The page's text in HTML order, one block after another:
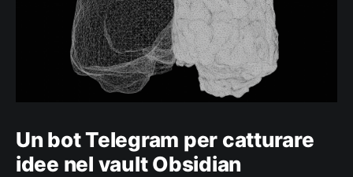
Un bot Telegram per catturare
idee nel vault Obsidian